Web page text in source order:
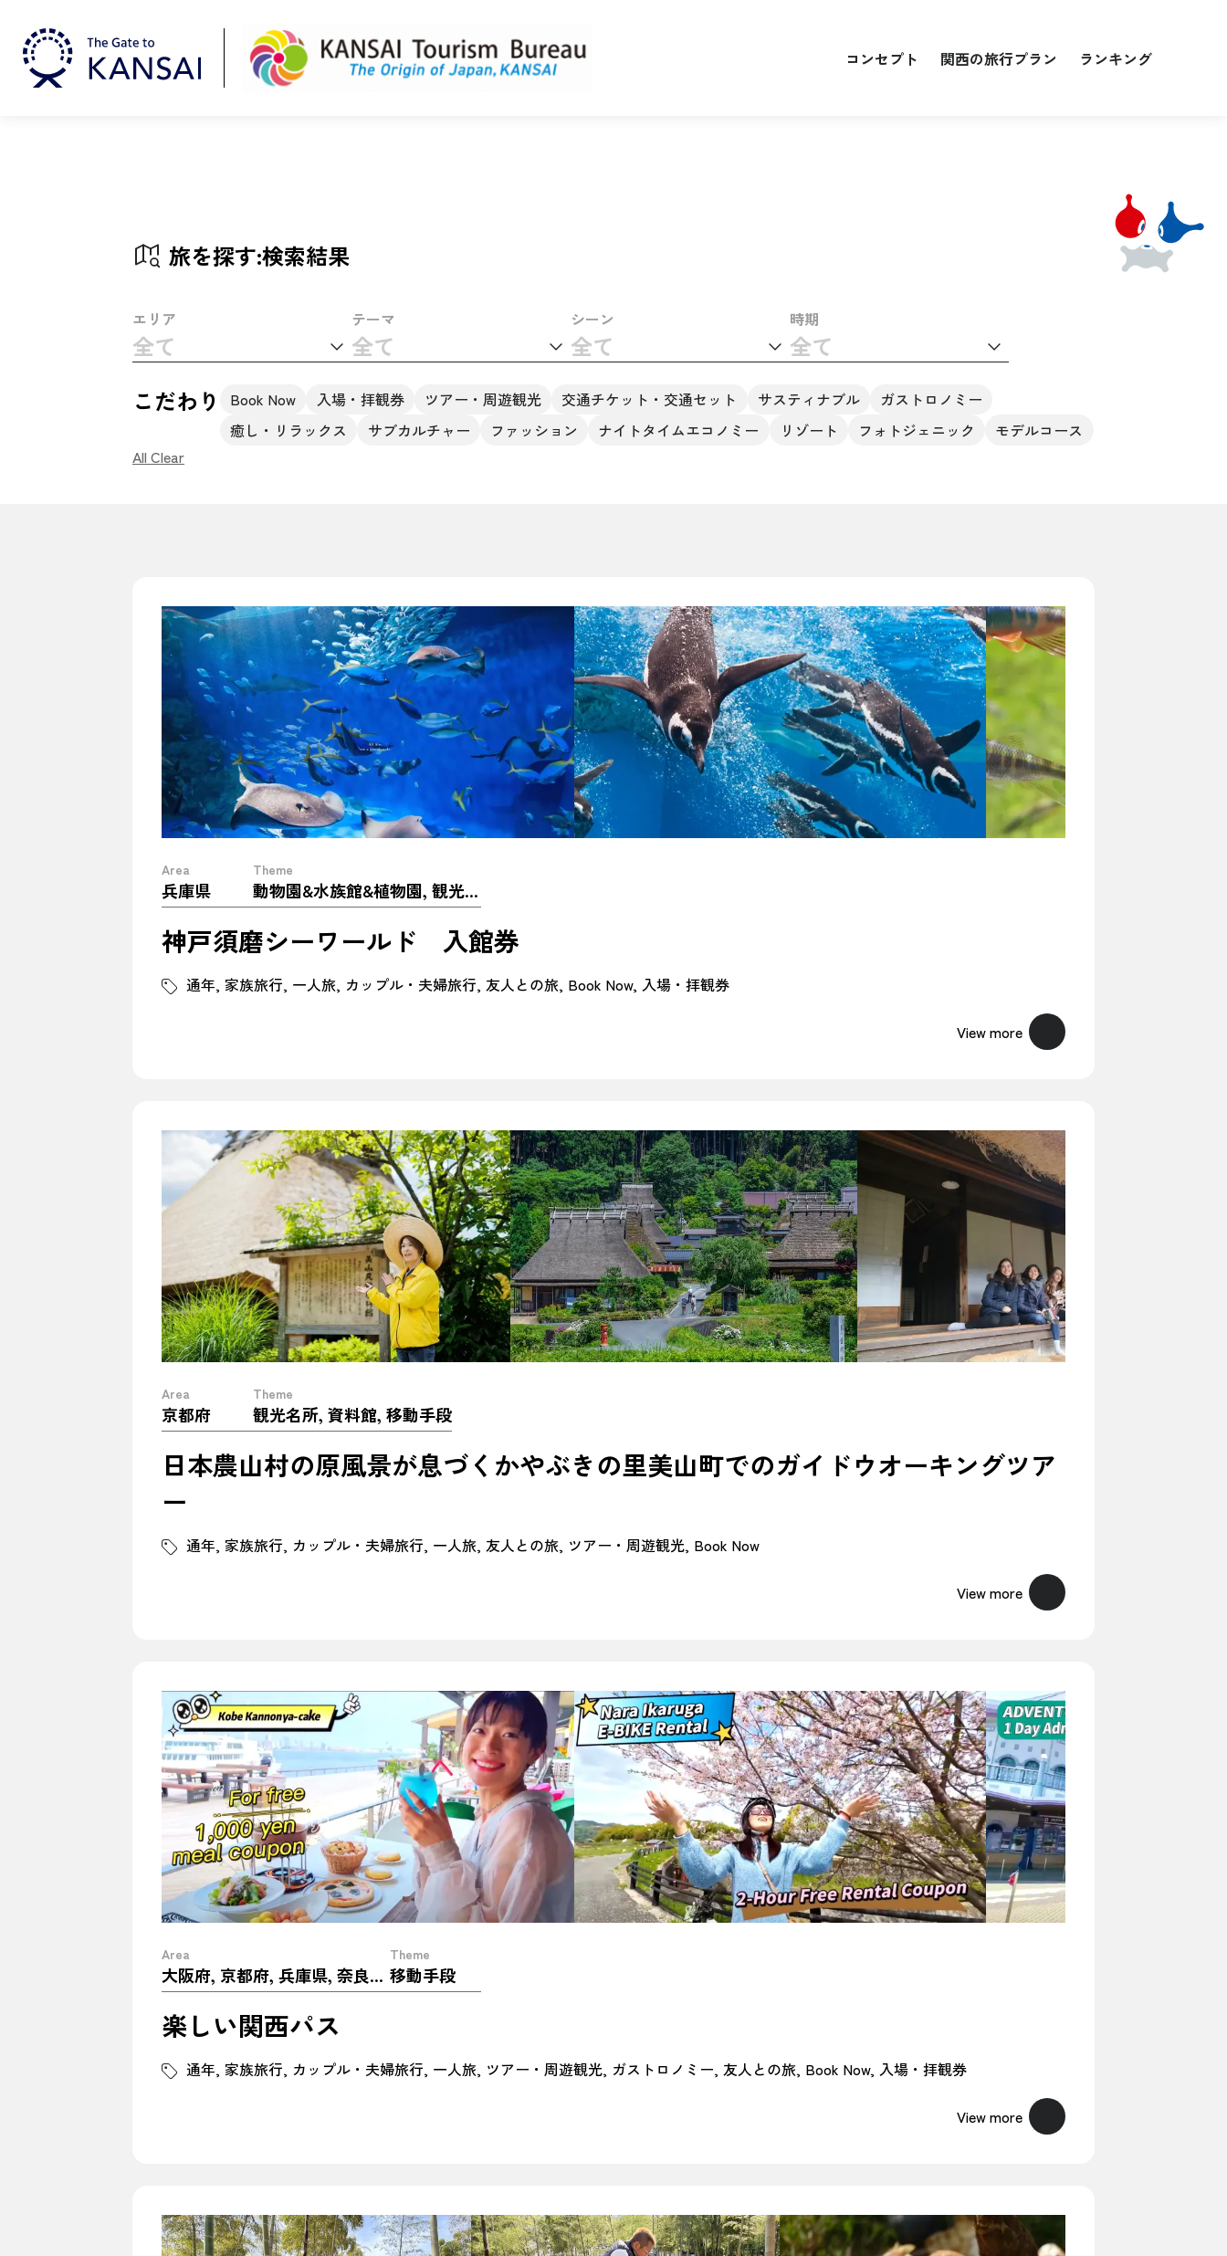
コンセプト 関西の旅行プラン ランキング
旅を探す:検索結果
エリア
全て
テーマ
全て
シーン
全て
時期
全て
こだわり
Book Now 入場・拝観券 ツアー・周遊観光 交通チケット・交通セット サスティナブル
ガストロノミー
癒し・リラックス
サブカルチャー ファッション ナイトタイムエコノミー リゾート フォトジェニック
モデルコース
All Clear
Area
兵庫県
Theme
動物園&水族館&植物園, 観光名所
神戸須磨シーワールド 入館券
通年 家族旅行 一人旅 カップル・夫婦旅行 友人との旅 Book Now 入場・拝観券
View more
Area
京都府
Theme
観光名所, 資料館, 移動手段
日本農山村の原風景が息づくかやぶきの里美山町でのガイドウオーキングツア
ー
通年 家族旅行 カップル・夫婦旅行 一人旅 友人との旅 ツアー・周遊観光 Book Now
View more
Area
大阪府, 京都府, 兵庫県, 奈良県, 滋賀県, 和歌山県
Theme
移動手段
楽しい関西パス
通年 家族旅行 カップル・夫婦旅行 一人旅 ツアー・周遊観光 ガストロノミー 友人との旅 Book Now 入場・拝観券
View more